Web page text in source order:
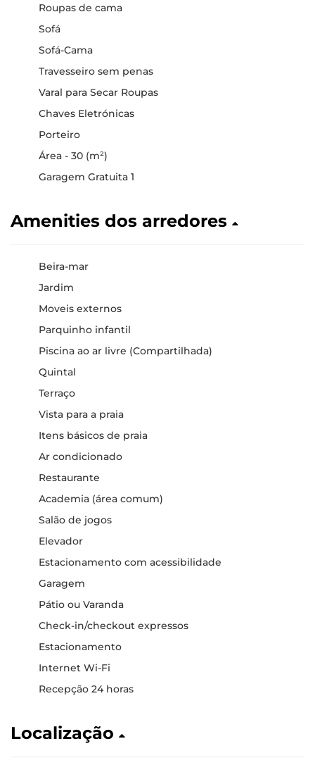
Roupas de cama
Sofá
Sofá-Cama
Travesseiro sem penas
Varal para Secar Roupas
Chaves Eletrónicas
Porteiro
Área - 30 (m²)
Garagem Gratuita 1
Amenities dos arredores
Beira-mar
Jardim
Moveis externos
Parquinho infantil
Piscina ao ar livre (Compartilhada)
Quintal
Terraço
Vista para a praia
Itens básicos de praia
Ar condicionado
Restaurante
Academia (área comum)
Salão de jogos
Elevador
Estacionamento com acessibilidade
Garagem
Pátio ou Varanda
Check-in/checkout expressos
Estacionamento
Internet Wi-Fi
Recepção 24 horas
Localização